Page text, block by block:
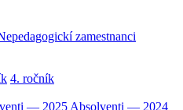
zamestnanci
4. ročník
— 2025 Absolventi — 2024